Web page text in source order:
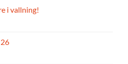
i vallning!